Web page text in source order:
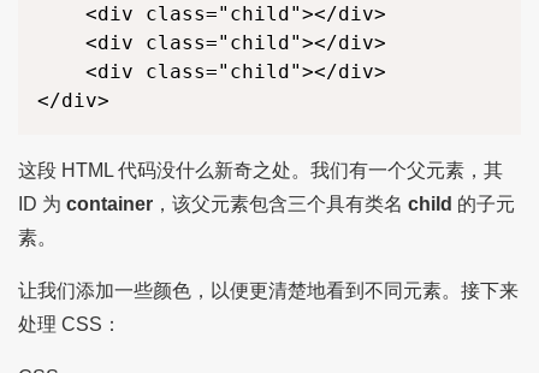
    <div class="child"></div>
    <div class="child"></div>
    <div class="child"></div>
</div>
这段 HTML 代码没什么新奇之处。我们有一个父元素，其
ID 为 container，该父元素包含三个具有类名 child 的子元
素。
让我们添加一些颜色，以便更清楚地看到不同元素。接下来
处理 CSS：